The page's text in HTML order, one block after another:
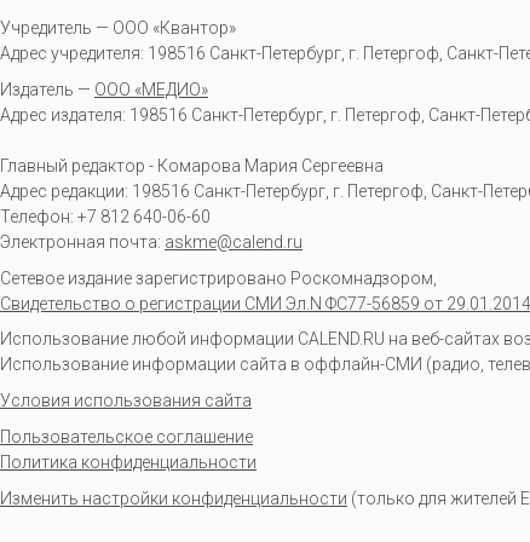
Учредитель — ООО «Квантор»
Адрес учредителя: 198516 Санкт-Петербург, г. Петергоф, Санкт-
Издатель — ООО «МЕДИО»
Адрес издателя: 198516 Санкт-Петербург, г. Петергоф, Санкт-
Главный редактор - Комарова Мария Сергеевна
Адрес редакции: 198516 Санкт-Петербург, г. Петергоф Санкт-
Телефон: +7 812 640-06-60
Электронная почта: askme@calend.ru
Сетевое издание зарегистрировано Роскомнадзором,
Свидетельство о регистрации СМИ Эл.N ФС77-56859 от 29.01.2014
Использование любой информации CALEND.RU на веб-сайтах
Использование информации сайта в оффлайн-СМИ (радио,
Условия использования сайта
Пользовательское соглашение
Политика конфиденциальности
Изменить настройки конфиденциальности (только для жителей